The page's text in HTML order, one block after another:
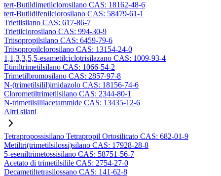
tert-Butildimetilclorosilano CAS: 18162-48-6
tert-Butildifenilclorosilano CAS: 58479-61-1
Trietilsilano CAS: 617-86-7
Trietilclorosilano CAS: 994-30-9
Triisopropilsilano CAS: 6459-79-6
Triisopropilclorosilano CAS: 13154-24-0
1,1,3,3,5,5-esametilciclotrisilazano CAS: 1009-93-4
Etiniltrimetilsilano CAS: 1066-54-2
Trimetilbromosilano CAS: 2857-97-8
N-(trimetilsilil)imidazolo CAS: 18156-74-6
Clorometiltrimetilsilano CAS: 2344-80-1
N-trimetilsililacetammide CAS: 13435-12-6
Altri silani
Tetrapropossisilano Tetrapropil Ortosilicato CAS: 682-01-9
Metiltri(trimetilsilossi)silano CAS: 17928-28-8
5-eseniltrimetossisilano CAS: 58751-56-7
Acetato di trimetilsilile CAS: 2754-27-0
Decametiltetrasilossano CAS: 141-62-8